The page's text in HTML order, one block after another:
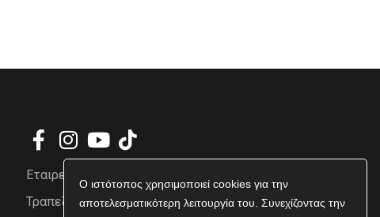
Ο ιστότοπος χρησιμοποιεί cookies για την
αποτελεσματικότερη λειτουργία του. Συνεχίζοντας την
Εταιρεία
Τραπεζικοί Λογαριασμοί